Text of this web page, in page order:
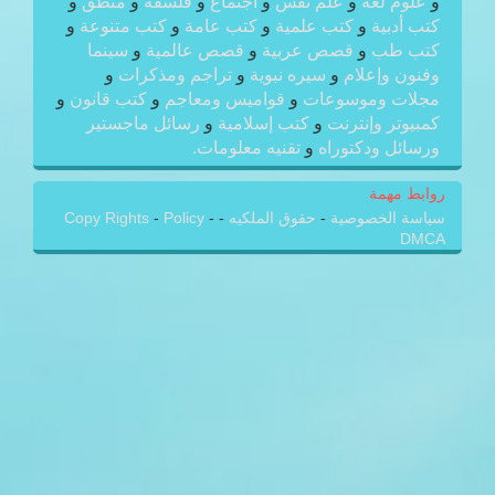
كتب أدبية و كتب علمية و كتب عامة و كتب متنوعة و
كتب طب و قصص عربية و قصص عالمية و سينما
وفنون وإعلام و سيره نبوية و تراجم ومذكرات و
مجلات وموسوعات و قواميس ومعاجم و كتب قانون و
كمبيوتر وإنترنت و كتب إسلامية و رسائل ماجستير
ورسائل ودكتوراه و تقنيه معلومات.
روابط مهمة
سياسة الخصوصية - حقوق الملكيه -
Copy Rights - Policy -
DMCA